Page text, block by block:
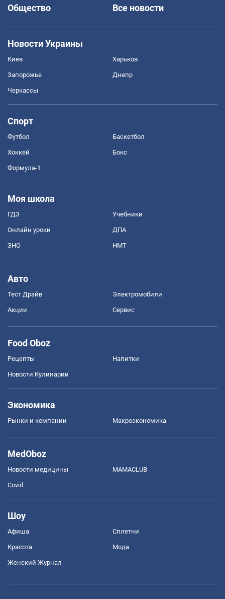
Общество
Все новости
Новости Украины
Киев Харьков
Запорожье Днепр
Черкассы
Спорт
Футбол Баскетбол
Хоккей Бокс
Формула-1
Моя школа
ГДЗ Учебники
Онлайн уроки ДПА
ЗНО НМТ
Авто
Тест Драйв Электромобили
Акции Сервис
Food Oboz
Рецепты Напитки
Новости Кулинарии
Экономика
Рынки и компании Mакроэкономика
MedOboz
Новости медицины MAMACLUB
Covid
Шоу
Афиша Сплетни
Красота Мода
Женский Журнал